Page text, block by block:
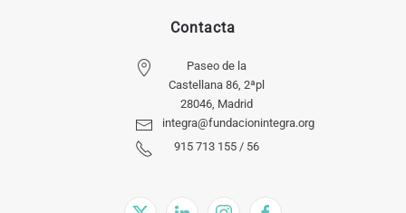
Contacta
Paseo de la
Castellana 86, 2ªpl
28046, Madrid
integra@fundacionintegra.org
915 713 155 / 56